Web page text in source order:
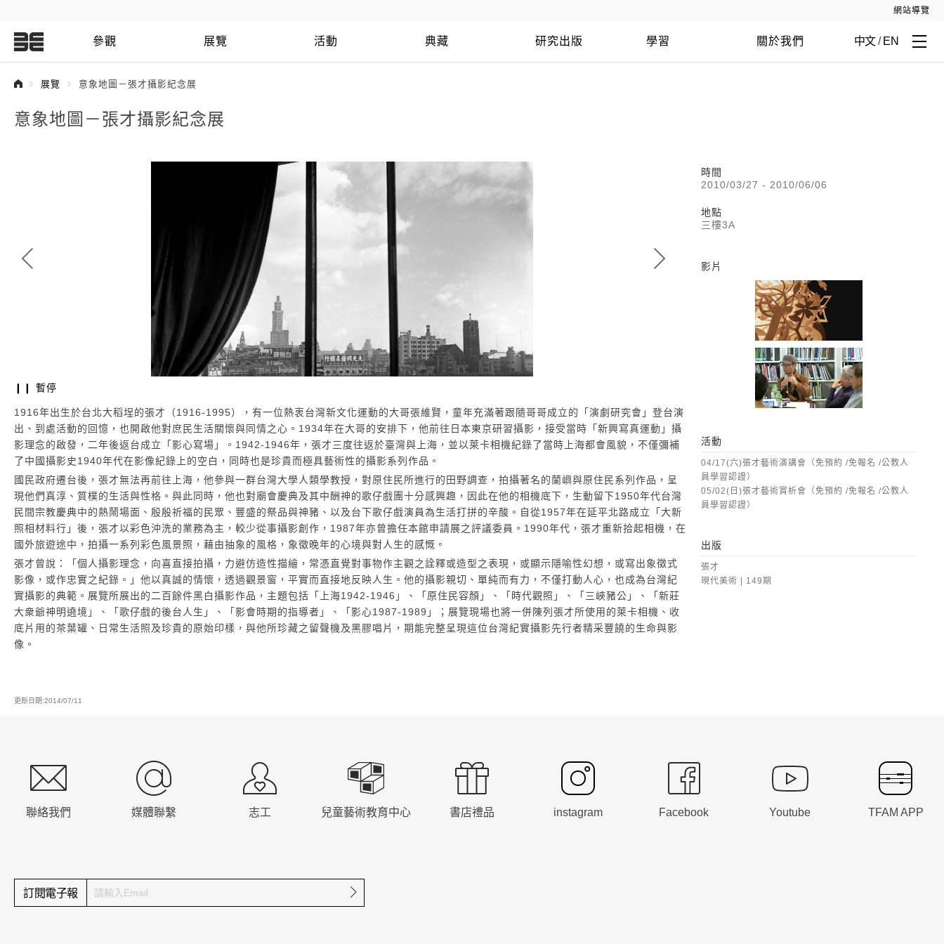
網站導覽
參觀 展覽 活動 典藏 研究出版 學習 關於我們 中文 / EN
展覽 意象地圖－張才攝影紀念展
意象地圖－張才攝影紀念展
❙❙ 暫停
1
0 0
1916年出生於台北大稻埕的張才（1916-1995），有一位熱衷台灣新文化運動的大哥張維賢，童年充滿著跟隨哥哥成立的「演劇研究會」登台演
出、到處活動的回憶，也開啟他對庶民生活關懷與同情之心。1934年在大哥的安排下，他前往日本東京研習攝影，接受當時「新興寫真運動」攝
影理念的啟發，二年後返台成立「影心寫場」。1942-1946年，張才三度往返於臺灣與上海，並以萊卡相機紀錄了當時上海都會風貌，不僅彌補
了中國攝影史1940年代在影像紀錄上的空白，同時也是珍貴而極具藝術性的攝影系列作品。
國民政府遷台後，張才無法再前往上海，他參與一群台灣大學人類學教授，對原住民所進行的田野調查，拍攝著名的蘭嶼與原住民系列作品，呈
現他們真淳、質樸的生活與性格。與此同時，他也對廟會慶典及其中酬神的歌仔戲團十分感興趣，因此在他的相機底下，生動留下1950年代台灣
民間宗教慶典中的熱鬧場面、殷殷祈福的民眾、豐盛的祭品與神豬、以及台下歌仔戲演員為生活打拼的辛酸。自從1957年在延平北路成立「大新
照相材料行」後，張才以彩色沖洗的業務為主，較少從事攝影創作，1987年亦曾擔任本館申請展之評議委員。1990年代，張才重新拾起相機，在
國外旅遊途中，拍攝一系列彩色風景照，藉由抽象的風格，象徵晚年的心境與對人生的感慨。
張才曾說：「個人攝影理念，向喜直接拍攝，力避仿造性描繪，常憑直覺對事物作主觀之詮釋或造型之表現，或顯示隱喻性幻想，或寫出象徵式
影像，或作忠實之紀錄。」他以真誠的情懷，透過觀景窗，平實而直接地反映人生。他的攝影親切、單純而有力，不僅打動人心，也成為台灣紀
實攝影的典範。展覽所展出的二百餘件黑白攝影作品，主題包括「上海1942-1946」、「原住民容顏」、「時代觀照」、「三峽豬公」、「新莊
大衆爺神明遶境」、「歌仔戲的後台人生」、「影會時期的指導者」、「影心1987-1989」；展覽現場也將一併陳列張才所使用的萊卡相機、收
底片用的茶葉罐、日常生活照及珍貴的原始印樣，與他所珍藏之留聲機及黑膠唱片，期能完整呈現這位台灣紀實攝影先行者精采豐饒的生命與影
像。
時間
2010/03/27 - 2010/06/06
地點
三樓3A
影片
活動
04/17(六)張才藝術演講會（免預約 /免報名 /公教人
員學習認證）
05/02(日)張才藝術賞析會（免預約 /免報名 /公教人
員學習認證）
出版
張才
現代美術 | 149期
更新日期:2014/07/11
聯絡我們 媒體聯繫 志工 兒童藝術教育中心 書店禮品 instagram Facebook Youtube TFAM APP
訂閱電子報 確定送出